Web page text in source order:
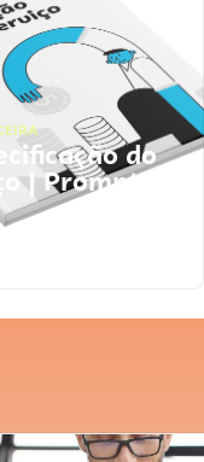
do
| Prompts